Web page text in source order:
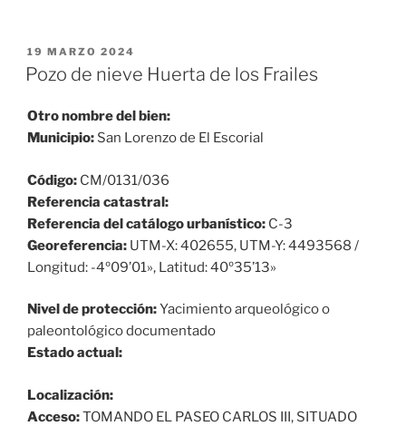
PUBLICADO
EL
19 MARZO 2024
Pozo de nieve Huerta de los Frailes
Otro nombre del bien:
Municipio: San Lorenzo de El Escorial
Código: CM/0131/036
Referencia catastral:
Referencia del catálogo urbanístico: C-3
Georeferencia: UTM-X: 402655, UTM-Y: 4493568 /
Longitud: -4º09’01», Latitud: 40º35’13»
Nivel de protección:Yacimiento arqueológico o
paleontológico documentado
Estado actual:
Localización:
Acceso:TOMANDO EL PASEO CARLOS III, SITUADO